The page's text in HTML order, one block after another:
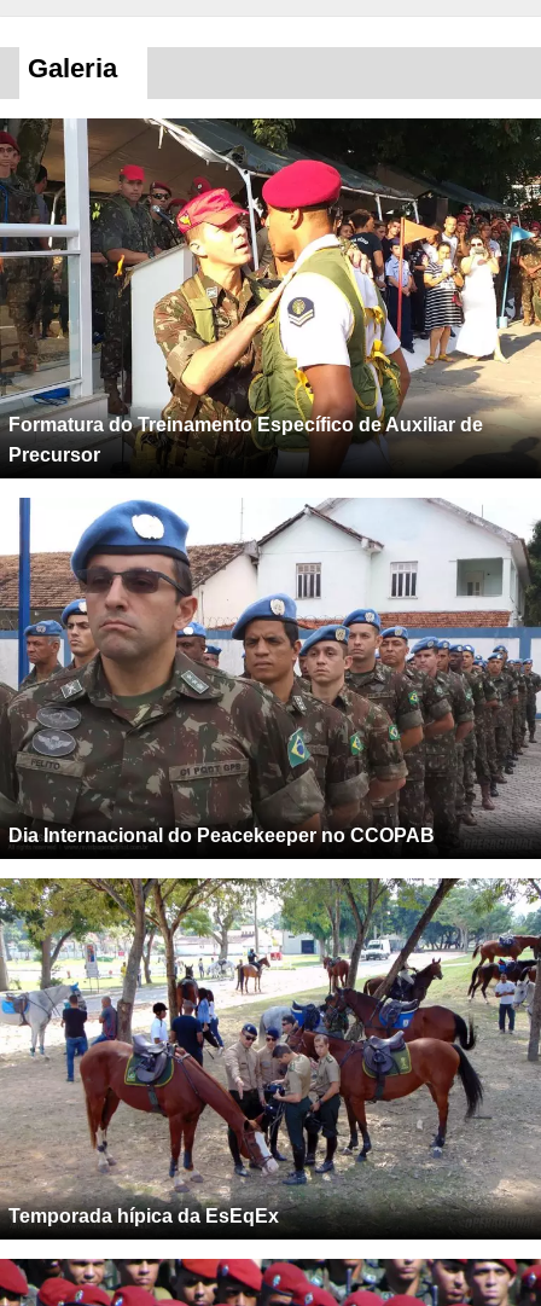
Galeria
Formatura do Treinamento Específico de Auxiliar de
Precursor
Dia Internacional do Peacekeeper no CCOPAB
Temporada hípica da EsEqEx